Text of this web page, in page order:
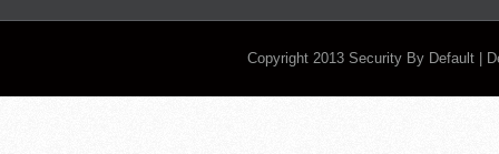
Copyright 2013 Security By Default |